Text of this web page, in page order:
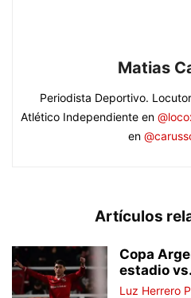
Matias
Periodista Deportivo.
Atlético Independiente en
en
Artículos
Copa
estadio
Luz Herrero